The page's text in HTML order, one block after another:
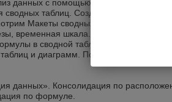
данных с помощью сводных таблиц.
сводных таблиц. Создавать сводные
Макеты сводных таблиц.
временная шкала. Разберем
в сводной таблице. Пройдем
и диаграмм. Построение сводных
данных». Консолидация по
по формуле.